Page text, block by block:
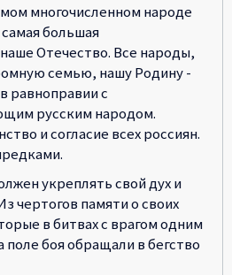
многочисленном народе
большая
Отечество. Все народы,
семью, нашу Родину -
равноправии с
русским народом.
и согласие всех россиян.
укреплять свой дух и
чертогов памяти о своих
в битвах с врагом одним
боя обращали в бегство